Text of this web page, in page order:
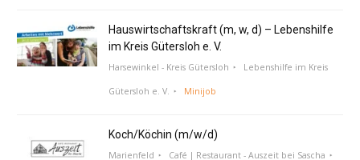
Hauswirtschaftskraft (m, w, d) – Lebenshilfe
im Kreis Gütersloh e. V.
Harsewinkel - Kreis Gütersloh Lebenshilfe im Kreis
Gütersloh e. V. Minijob
Koch/Köchin (m/w/d)
Marienfeld Café | Restaurant - Auszeit bei Sascha